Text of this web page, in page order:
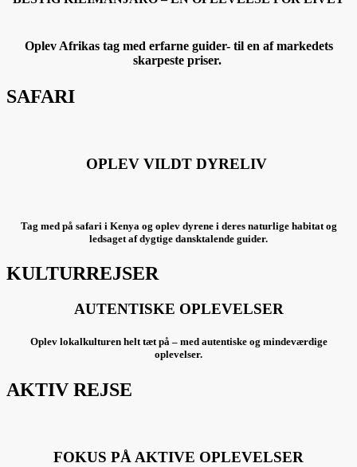
Oplev Afrikas tag med erfarne guider- til en af markedets
skarpeste priser.
SAFARI
OPLEV VILDT DYRELIV
Tag med på safari i Kenya og oplev dyrene i deres naturlige habitat og
ledsaget af dygtige dansktalende guider.
KULTURREJSER
AUTENTISKE OPLEVELSER
Oplev lokalkulturen helt tæt på – med autentiske og mindeværdige
oplevelser.
AKTIV REJSE
FOKUS PÅ AKTIVE OPLEVELSER